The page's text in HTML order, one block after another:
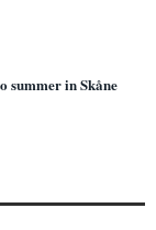
summer in Skåne